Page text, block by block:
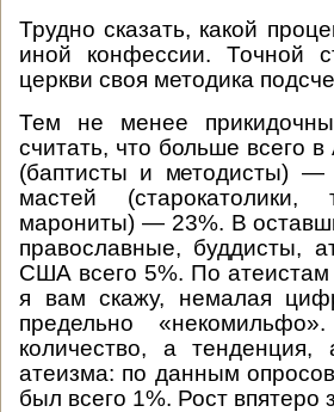
Трудно сказать, какой
иной конфессии. Точной
церкви своя методика
Тем не менее
считать, что больше всего
(баптисты и методисты) —
мастей (старокатолики,
марониты) — 23%. В
православные, буддисты,
США всего 5%. По
я вам скажу, немалая
предельно
количество, а
атеизма: по данным
был всего 1%. Рост впятеро